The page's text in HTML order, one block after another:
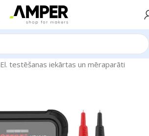
El. testēšanas iekārtas un mēraparāti